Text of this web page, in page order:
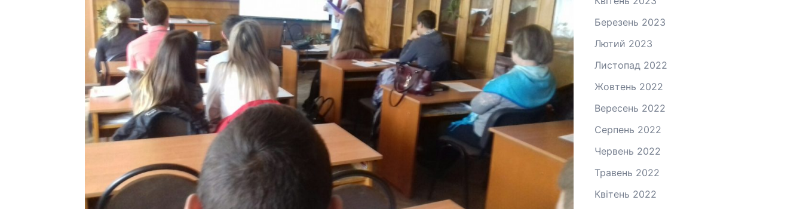
Березень 2023
Лютий 2023
Листопад 2022
Жовтень 2022
Вересень 2022
Серпень 2022
Червень 2022
Травень 2022
Квітень 2022